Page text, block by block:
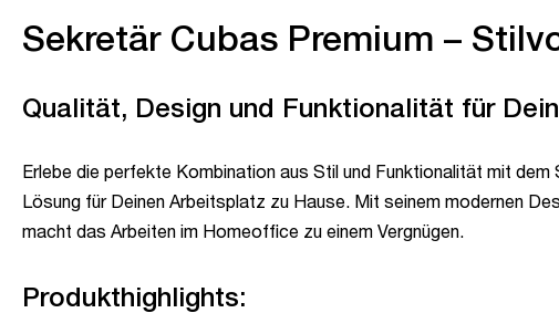
Sekretär Cubas Premium –
Qualität, Design und Funktionalität für
Erlebe die perfekte Kombination aus Stil und Funktionalität mit
Lösung für Deinen Arbeitsplatz zu Hause. Mit seinem modernen
macht das Arbeiten im Homeoffice zu einem Vergnügen.
Produkthighlights: